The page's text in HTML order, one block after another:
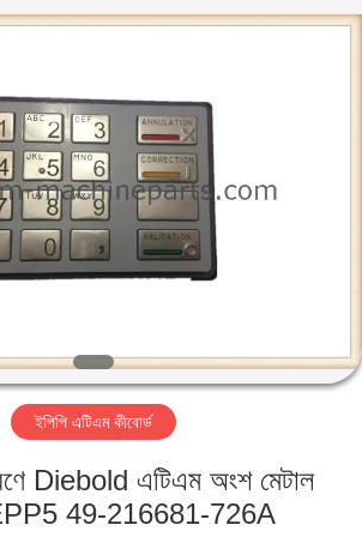
ইপিপি এটিএম কীবোর্ড
Diebold এটিএম অংশ মেটাল
49-216681-726A